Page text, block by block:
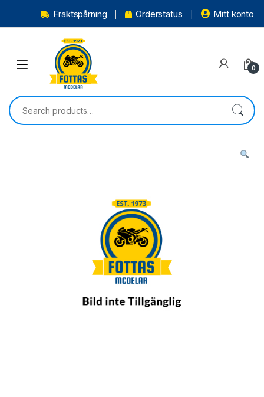
Fraktspårning Orderstatus Mitt konto
0